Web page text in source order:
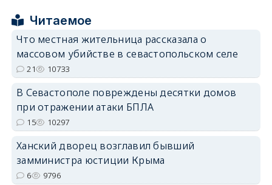
Читаемое
Что местная жительница рассказала о
массовом убийстве в севастопольском селе
21 10733
В Севастополе повреждены десятки домов
при отражении атаки БПЛА
15 10297
Ханский дворец возглавил бывший
замминистра юстиции Крыма
6 9796